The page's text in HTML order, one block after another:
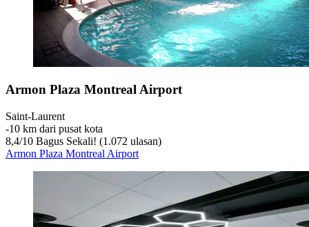
Armon Plaza Montreal Airport
Saint-Laurent
‐10 km dari pusat kota
8,4/10 Bagus Sekali! (1.072 ulasan)
Armon Plaza Montreal Airport